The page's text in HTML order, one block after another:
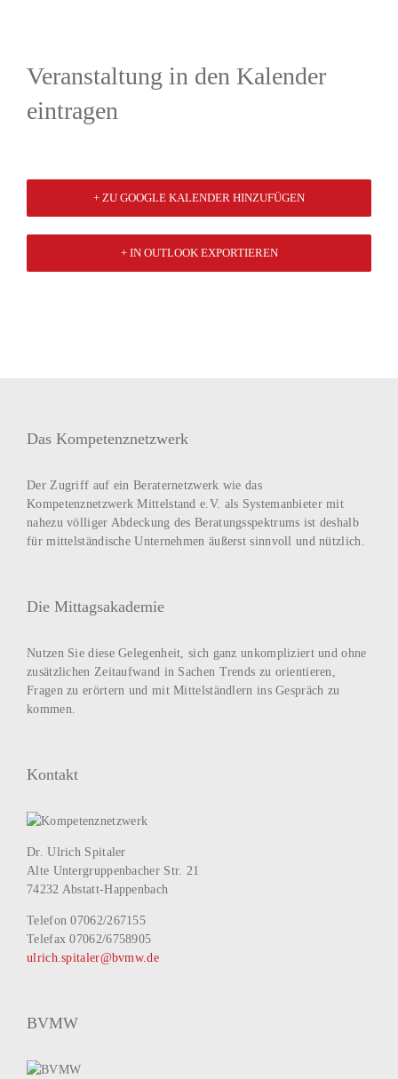
Veranstaltung in den Kalender
eintragen
+ ZU GOOGLE KALENDER HINZUFÜGEN
+ IN OUTLOOK EXPORTIEREN
Das Kompetenznetzwerk
Der Zugriff auf ein Beraternetzwerk wie das
Kompetenznetzwerk Mittelstand e.V. als Systemanbieter mit
nahezu völliger Abdeckung des Beratungsspektrums ist deshalb
für mittelständische Unternehmen äußerst sinnvoll und nützlich.
Die Mittagsakademie
Nutzen Sie diese Gelegenheit, sich ganz unkompliziert und ohne
zusätzlichen Zeitaufwand in Sachen Trends zu orientieren,
Fragen zu erörtern und mit Mittelständlern ins Gespräch zu
kommen.
Kontakt
Dr. Ulrich Spitaler
Alte Untergruppenbacher Str. 21
74232 Abstatt-Happenbach
Telefon 07062/267155
Telefax 07062/6758905
ulrich.spitaler@bvmw.de
BVMW